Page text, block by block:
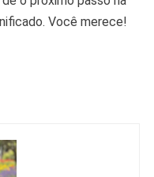
Você merece!